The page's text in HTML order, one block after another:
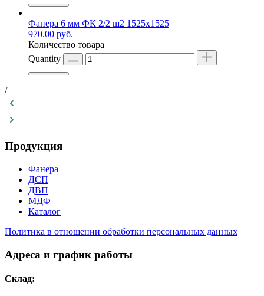
Фанера 6 мм ФК 2/2 ш2 1525х1525
970.00 руб.
Количество товара
Quantity
/
Продукция
Фанера
ДСП
ДВП
МДФ
Каталог
Политика в отношении обработки персональных данных
Адреса и график работы
Склад: